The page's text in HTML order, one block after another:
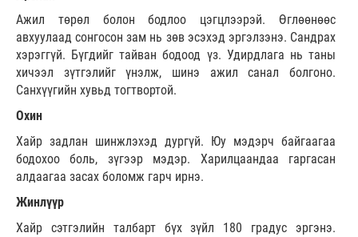
Ажил төрөл болон бодлоо цэгцлээрэй. Өглөөнөөс
авхуулаад сонгосон зам нь зөв эсэхэд эргэлзэнэ. Сандрах
хэрэггүй. Бүгдийг тайван бодоод үз. Удирдлага нь таны
хичээл зүтгэлийг үнэлж, шинэ ажил санал болгоно.
Санхүүгийн хувьд тогтвортой.
Охин
Хайр задлан шинжлэхэд дургүй. Юу мэдэрч байгаагаа
бодохоо боль, зүгээр мэдэр. Харилцаандаа гаргасан
алдаагаа засах боломж гарч ирнэ.
Жинлүүр
Хайр сэтгэлийн талбарт бүх зүйл 180 градус эргэнэ.